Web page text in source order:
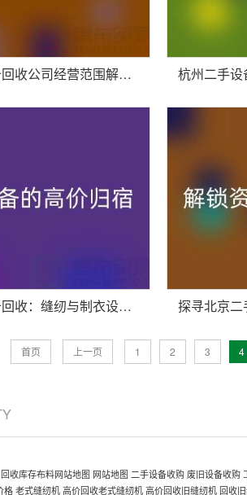
杭州二手设备回收公司经营范围解析：专业服务助力资源循环利用
杭州二手设备回收：缝纫与制衣设备的高价归宿
首页 上一页 1 2 3 4
回收库存布料网站地图 网站地图 二手设备收购 废旧设备收购
格 老式缝纫机 高价回收老式缝纫机 高价回收旧缝纫机 回收